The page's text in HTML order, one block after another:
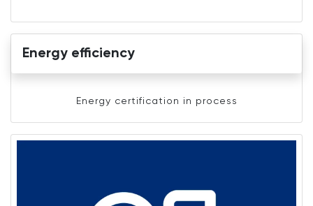
Energy efficiency
Energy certification in process